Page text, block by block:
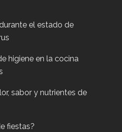
el estado de
higiene en la cocina
sabor y nutrientes de
fiestas?